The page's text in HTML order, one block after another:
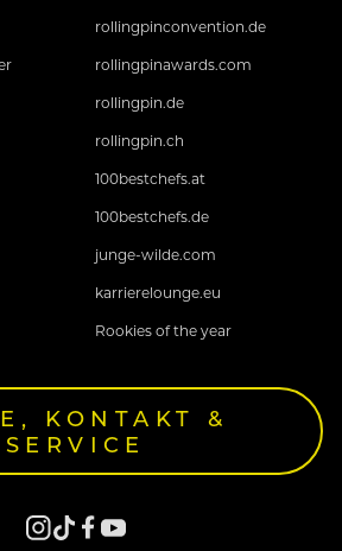
rollingpinconvention.de
rollingpinawards.com
rollingpin.de
rollingpin.ch
100bestchefs.at
100bestchefs.de
junge-wilde.com
karrierelounge.eu
Rookies of the year
KONTAKT &
SERVICE